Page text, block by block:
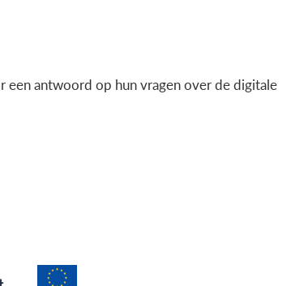
antwoord op hun vragen over de digitale